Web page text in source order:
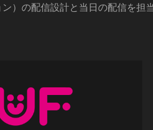
）の配信設計と当日の配信を担当